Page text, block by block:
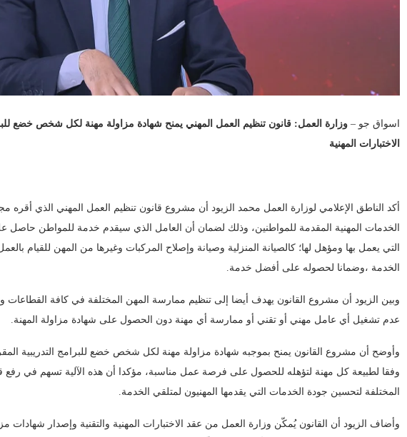
اسواق جو –وزارة العمل: قانون تنظيم العمل المهني يمنح شهادة مزاولة مهنة لكل شخص خضع
الاختبارات المهنية
أكد الناطق الإعلامي لوزارة العمل محمد الزيود أن مشروع قانون تنظيم العمل المهني الذي
الخدمات المهنية المقدمة للمواطنين، وذلك لضمان أن العامل الذي سيقدم خدمة للمواطن حاصل
التي يعمل بها ومؤهل لها؛ كالصيانة المنزلية وصيانة وإصلاح المركبات وغيرها من المهن للقيام
الخدمة ،وضمانا لحصوله على أفضل خدمة.
وبين الزيود أن مشروع القانون يهدف أيضا إلى تنظيم ممارسة المهن المختلفة في كافة القطاعات
عدم تشغيل أي عامل مهني أو تقني أو ممارسة أي مهنة دون الحصول على شهادة مزاولة المهنة.
وأوضح أن مشروع القانون يمنح بموجبه شهادة مزاولة مهنة لكل شخص خضع للبرامج التدريبية
وفقا لطبيعة كل مهنة لتؤهله للحصول على فرصة عمل مناسبة، مؤكدا أن هذه الآلية تسهم في رفع
المختلفة لتحسين جودة الخدمات التي يقدمها المهنيون لمتلقي الخدمة.
وأضاف الزيود أن القانون يُمكّن وزارة العمل من عقد الاختبارات المهنية والتقنية وإصدار